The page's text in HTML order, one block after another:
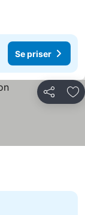
Se priser
Dela